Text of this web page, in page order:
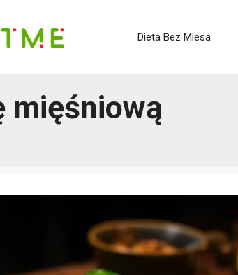
Dieta Bez Miesa
mięśniową